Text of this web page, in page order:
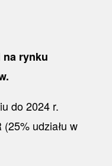
rynku
do 2024 r.
udziału w